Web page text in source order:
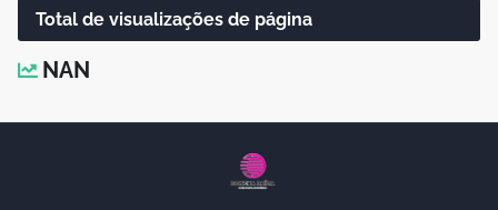
Total de visualizações de página
NAN